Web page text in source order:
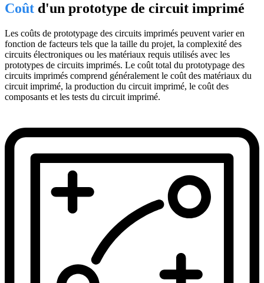
Coût d'un prototype de circuit imprimé
Les coûts de prototypage des circuits imprimés peuvent varier en
fonction de facteurs tels que la taille du projet, la complexité des
circuits électroniques ou les matériaux requis utilisés avec les
prototypes de circuits imprimés. Le coût total du prototypage des
circuits imprimés comprend généralement le coût des matériaux du
circuit imprimé, la production du circuit imprimé, le coût des
composants et les tests du circuit imprimé.